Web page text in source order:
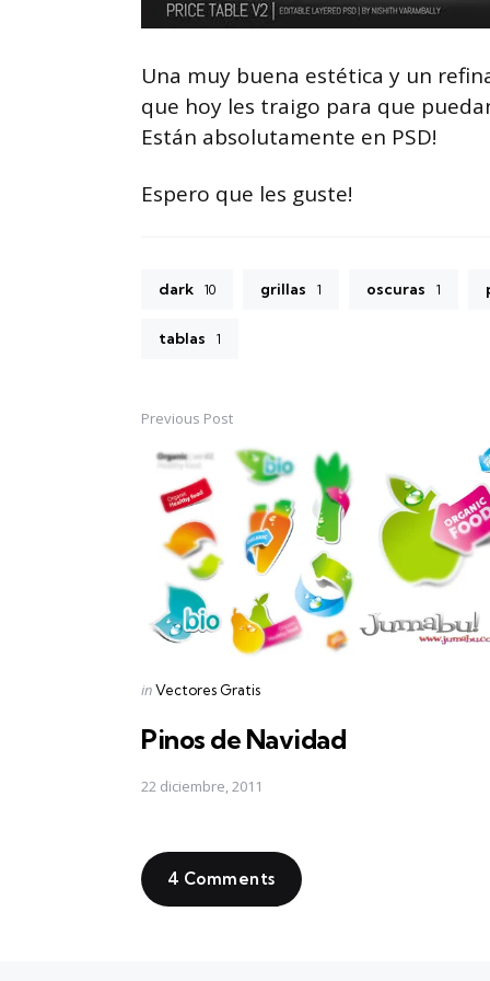
Una muy buena estética y un
que hoy les traigo para que
Están absolutamente en PSD!
Espero que les guste!
dark 10 grillas 1 oscuras 1
tablas 1
Post
navigation
Previous Post
Posted
inVectores Gratis
Pinos de Navidad
22 diciembre, 2011
4 Comments